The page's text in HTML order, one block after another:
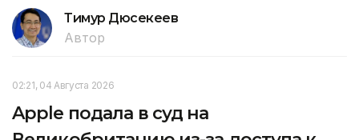
Тимур Дюсекеев
Автор
02:21, 04 Августа 2026
Apple подала в суд на